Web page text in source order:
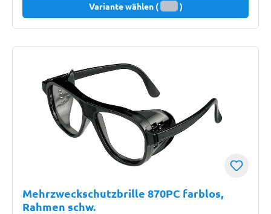
Variante wählen ( )
Mehrzweckschutzbrille 870PC farblos,
Rahmen schw.